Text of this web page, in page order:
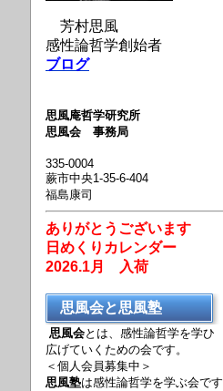
芳村思風
感性論哲学創始者
ブログ
思風庵哲学研究所
思風会 事務局
335-0004
蕨市中央1-35-6-404
福島康司
ありがとうございます
日めくりカレンダー
2026.1月 入荷
思風会と思風塾
思風会とは、感性論哲学を学ひ
広げていくための会です。
＜個人会員募集中＞
思風塾は感性論哲学を学ぶ会です